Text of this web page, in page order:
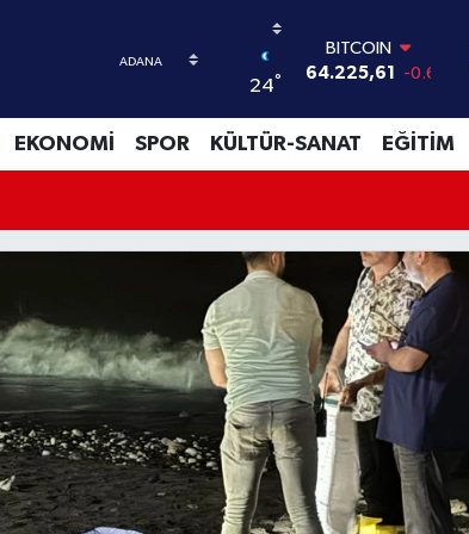
24°
DOLAR
47,7143 0.16
-0.02
STERLİN
6510.40 0.45
BİST100
13.799 70
EKONOMİ SPOR KÜLTÜR-SANAT EĞİTİM